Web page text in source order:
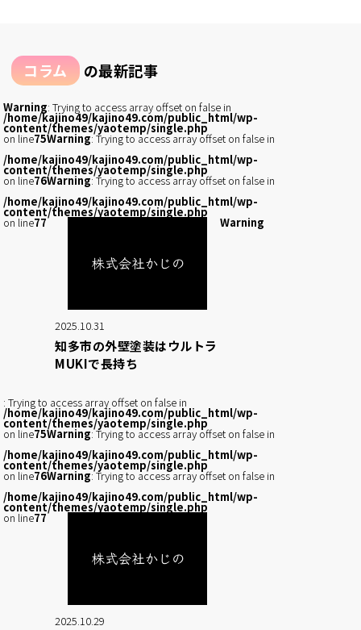
コラム の最新記事
Warning: Trying to access array offset on false in
/home/kajino49/kajino49.com/public_html/wp-
content/themes/yaotemp/single.php
on line75Warning: Trying to access array offset on false in
/home/kajino49/kajino49.com/public_html/wp-
content/themes/yaotemp/single.php
on line76Warning: Trying to access array offset on false in
/home/kajino49/kajino49.com/public_html/wp-
content/themes/yaotemp/single.php
on line77
2025.10.31
知多市の外壁塗装はウルトラ
MUKIで長持ち
Warning
: Trying to access array offset on false in
/home/kajino49/kajino49.com/public_html/wp-
content/themes/yaotemp/single.php
on line75Warning: Trying to access array offset on false in
/home/kajino49/kajino49.com/public_html/wp-
content/themes/yaotemp/single.php
on line76Warning: Trying to access array offset on false in
/home/kajino49/kajino49.com/public_html/wp-
content/themes/yaotemp/single.php
on line77
2025.10.29